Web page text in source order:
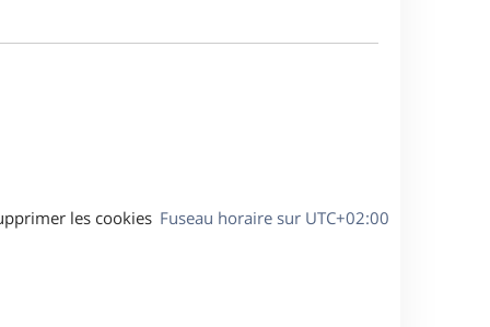
Fuseau horaire sur UTC+02:00
les cookies